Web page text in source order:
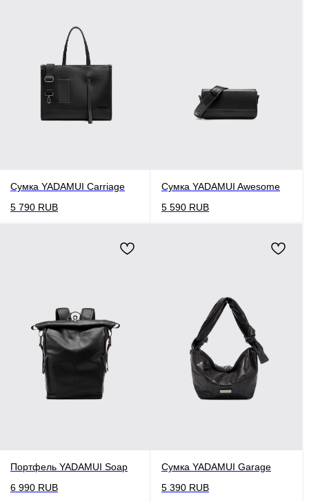
Сумка YADAMUI Carriage
5 790 RUB
Сумка YADAMUI Awesome
5 590 RUB
Портфель YADAMUI Soap
6 990 RUB
Сумка YADAMUI Garage
5 390 RUB